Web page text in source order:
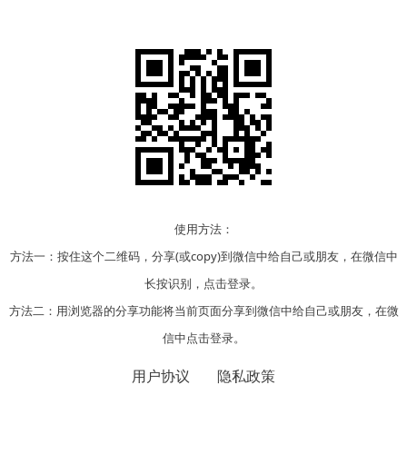
使用方法：
方法一：按住这个二维码，分享(或copy)到微信中给自己或朋友，在微信中
长按识别，点击登录。
方法二：用浏览器的分享功能将当前页面分享到微信中给自己或朋友，在微
信中点击登录。
用户协议 隐私政策